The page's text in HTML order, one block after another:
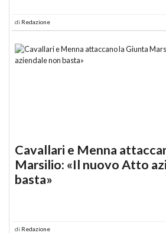
di Redazione
Cavallari e Menna
Marsilio: «Il nuovo Atto
basta»
di Redazione